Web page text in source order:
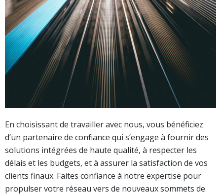
En choisissant de travailler avec nous, vous bénéficiez
d’un partenaire de confiance qui s’engage à fournir des
solutions intégrées de haute qualité, à respecter les
délais et les budgets, et à assurer la satisfaction de vos
clients finaux. Faites confiance à notre expertise pour
propulser votre réseau vers de nouveaux sommets de